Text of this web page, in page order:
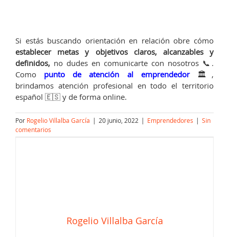
Si estás buscando orientación en relación obre cómo
establecer metas y objetivos claros, alcanzables y
definidos, no dudes en comunicarte con nosotros 📞.
Como punto de atención al emprendedor🏛️,
brindamos atención profesional en todo el territorio
español 🇪🇸 y de forma online.
Por Rogelio Villalba García | 20 junio, 2022 | Emprendedores | Sin
comentarios
Rogelio Villalba García